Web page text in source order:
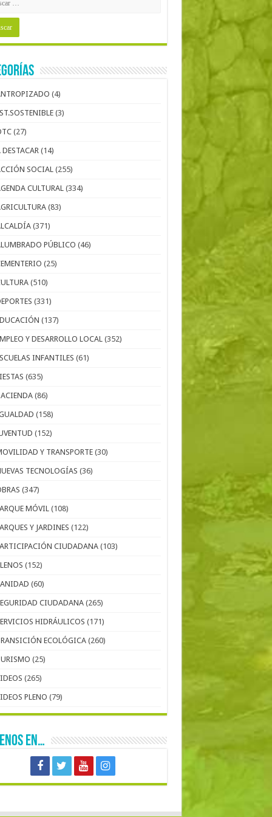
(4)
(3)
(27)
DESTACAR (14)
SOCIAL (255)
CULTURAL (334)
(83)
(371)
PÚBLICO (46)
(25)
(510)
(331)
(137)
Y DESARROLLO LOCAL (352)
INFANTILES (61)
(635)
(86)
(158)
(152)
Y TRANSPORTE (30)
TECNOLOGÍAS (36)
(347)
MÓVIL (108)
Y JARDINES (122)
CIUDADANA (103)
(152)
(60)
CIUDADANA (265)
HIDRÁULICOS (171)
ECOLÓGICA (260)
(25)
(265)
PLENO (79)
EN…